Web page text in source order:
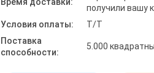
получили вашу
Условия оплаты:
T/T
Поставка
способности:
5.000